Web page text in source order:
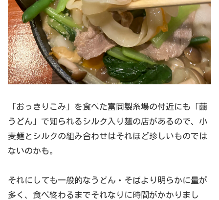
「おっきりこみ」を食べた富岡製糸場の付近にも「繭
うどん」で知られるシルク入り麺の店があるので、小
麦麺とシルクの組み合わせはそれほど珍しいものでは
ないのかも。
それにしても一般的なうどん・そばより明らかに量が
多く、食べ終わるまでそれなりに時間がかかりまし